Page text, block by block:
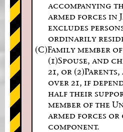
accompanying
armed forces in
excludes
ordinarily
(C)Family member
(1)Spouse, and
21, or
over 21, if
half their
member of the
armed forces
component.